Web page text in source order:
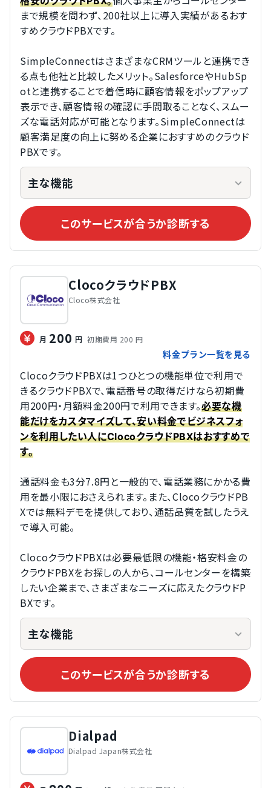
まで規模を問わず、200社以上に導入実績があるおす
すめクラウドPBXです。
SimpleConnectはさまざまなCRMツールと連携でき
る点も他社と比較したメリット。SalesforceやHubSp
otと連携することで着信時に顧客情報をポップアップ
表示でき、顧客情報の確認に手間取ることなく、スムー
ズな電話対応が可能となります。SimpleConnectは
顧客満足度の向上に努める企業におすすめのクラウド
PBXです。
主な機能
このサービスが合うか診断する
ClocoクラウドPBX
Cloco株式会社
月 200 円
初期費用 200 円
料金プラン一覧を見る
ClocoクラウドPBXは1つひとつの機能単位で利用で
きるクラウドPBXで、電話番号の取得だけなら初期費
用200円・月額料金200円で利用できます。必要な機
能だけをカスタマイズして、安い料金でビジネスフォ
ンを利用したい人にClocoクラウドPBXはおすすめで
す。
通話料金も3分7.8円と一般的で、電話業務にかかる費
用を最小限におさえられます。また、ClocoクラウドPB
Xでは無料デモを提供しており、通話品質を試したうえ
で導入可能。
ClocoクラウドPBXは必要最低限の機能・格安料金の
クラウドPBXをお探しの人から、コールセンターを構築
したい企業まで、さまざまなニーズに応えたクラウドP
BXです。
主な機能
このサービスが合うか診断する
Dialpad
Dialpad Japan株式会社